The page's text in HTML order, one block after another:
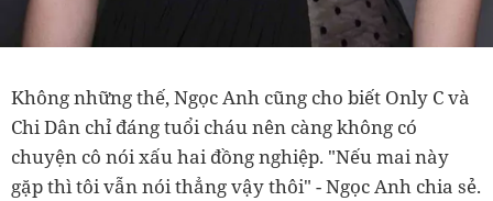
Không những thế, Ngọc Anh cũng cho biết Only C và
Chi Dân chỉ đáng tuổi cháu nên càng không có
chuyện cô nói xấu hai đồng nghiệp. "Nếu mai này
gặp thì tôi vẫn nói thẳng vậy thôi" - Ngọc Anh chia sẻ.